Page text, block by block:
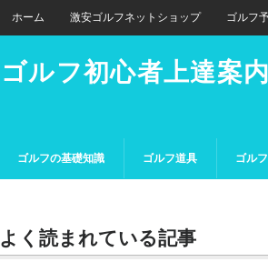
ゴルフ初心者上達案内
よく読まれている記事
ホーム 激安ゴルフネットショップ ゴルフ
ゴルフの基礎知識 ゴルフ道具 ゴル